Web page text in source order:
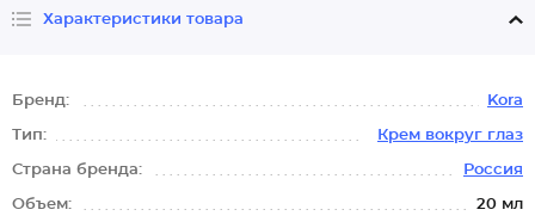
Характеристики товара
Бренд: Kora
Тип: Крем вокруг глаз
Страна бренда: Россия
Объем: 20 мл